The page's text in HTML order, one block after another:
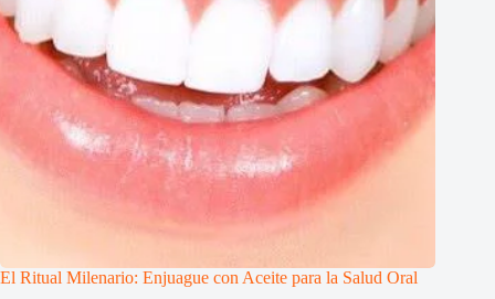
El Ritual Milenario: Enjuague con Aceite para la Salud Oral